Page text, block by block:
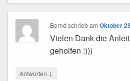
Bernd schriebamOktober
Vielen Dank die
geholfen :)))
Antworten ↓